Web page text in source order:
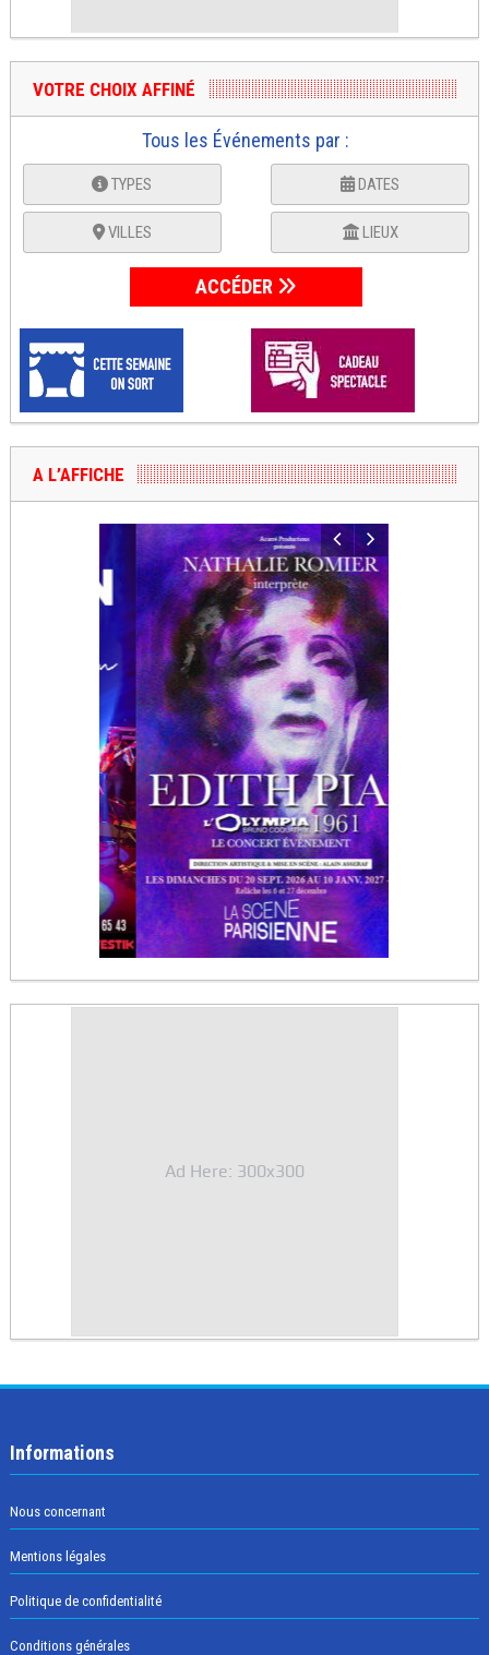
VOTRE CHOIX AFFINÉ
Tous les Événements par :
TYPES DATES
VILLES LIEUX
ACCÉDER
A L’AFFICHE
Ad Here: 300x300
Informations
Nous concernant
Mentions légales
Politique de confidentialité
Conditions générales